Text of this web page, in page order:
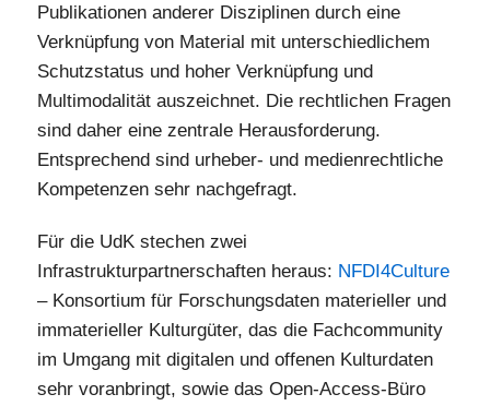
Publikationen anderer Disziplinen durch eine
Verknüpfung von Material mit unterschiedlichem
Schutzstatus und hoher Verknüpfung und
Multimodalität auszeichnet. Die rechtlichen Fragen
sind daher eine zentrale Herausforderung.
Entsprechend sind urheber- und medienrechtliche
Kompetenzen sehr nachgefragt.
Für die UdK stechen zwei
Infrastrukturpartnerschaften heraus: NFDI4Culture
– Konsortium für Forschungsdaten materieller und
immaterieller Kulturgüter, das die Fachcommunity
im Umgang mit digitalen und offenen Kulturdaten
sehr voranbringt, sowie das Open-Access-Büro